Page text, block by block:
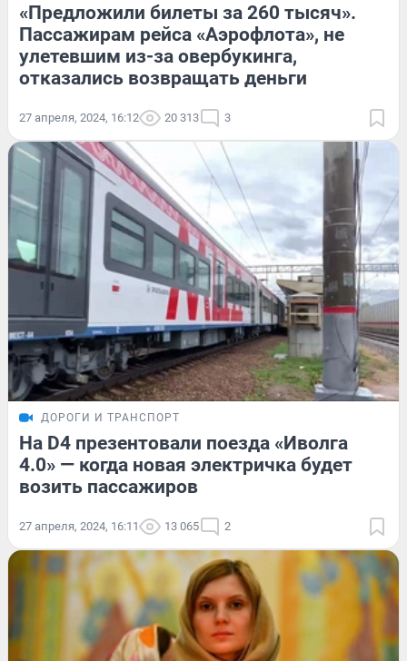
«Предложили билеты за 260 тысяч».
Пассажирам рейса «Аэрофлота», не
улетевшим из-за овербукинга,
отказались возвращать деньги
27 апреля, 2024, 16:12 20 313 3
ДОРОГИ И ТРАНСПОРТ
На D4 презентовали поезда «Иволга
4.0» — когда новая электричка будет
возить пассажиров
27 апреля, 2024, 16:11 13 065 2